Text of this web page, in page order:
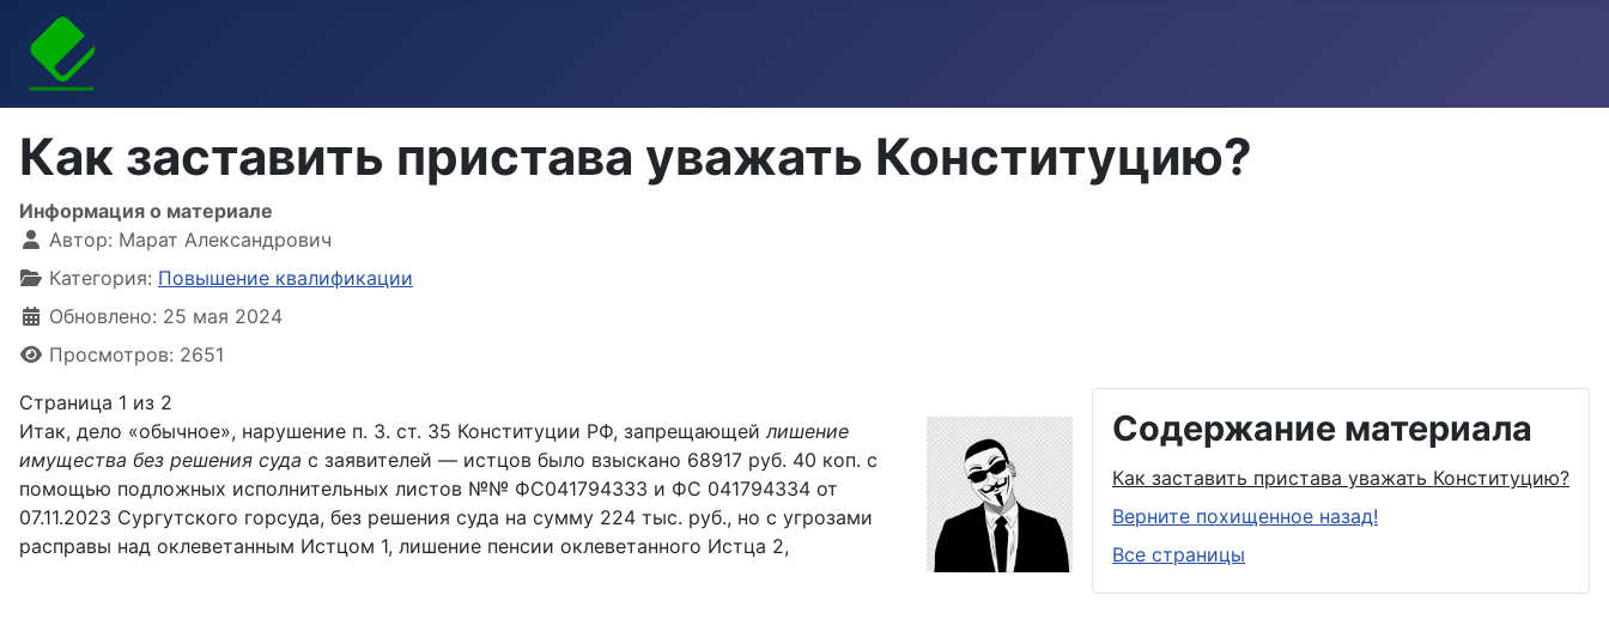
Как заставить пристава уважать Конституцию?
Информация о материале
Автор: Марат Александрович
Категория: Повышение квалификации
Обновлено: 25 мая 2024
Просмотров: 2651
Содержание материала
Как заставить пристава уважать Конституцию?
Верните похищенное назад!
Все страницы
Страница 1 из 2
Итак, дело «обычное», нарушение п. 3. ст. 35 Конституции РФ, запрещающейлишение
имущества без решения суда с заявителей — истцов было взыскано 68917 руб. 40 коп. с
помощью подложных исполнительных листов №№ ФС041794333 и ФС 041794334 от
07.11.2023 Сургутского горсуда, без решения суда на сумму 224 тыс. руб., но с угрозами
расправы над оклеветанным Истцом 1, лишение пенсии оклеветанного Истца 2,